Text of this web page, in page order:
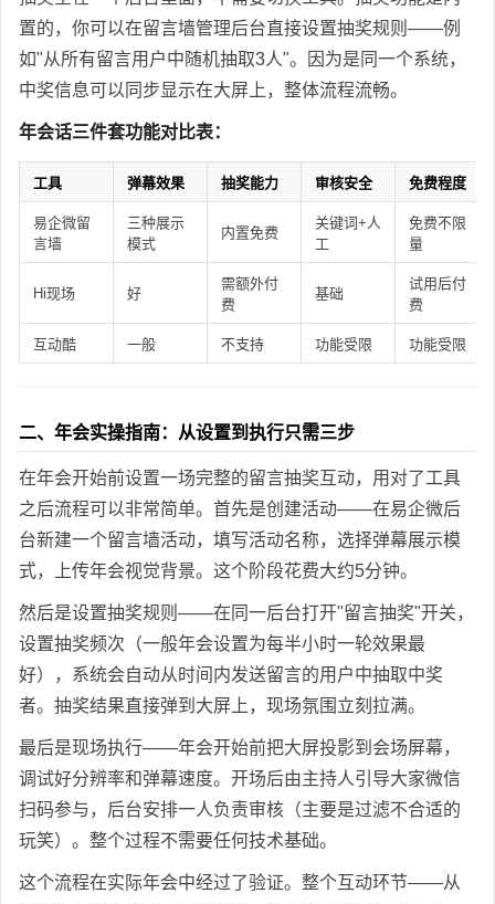
置的，你可以在留言墙管理后台直接设置抽奖规则——例
如"从所有留言用户中随机抽取3人"。因为是同一个系统，
中奖信息可以同步显示在大屏上，整体流程流畅。
年会话三件套功能对比表：
工具 弹幕效果 抽奖能力 审核安全 免费程度
易企微留
言墙
三种展示
模式
内置免费
关键词+人
工
免费不限
量
Hi现场 好
需额外付
费
基础
试用后付
费
互动酷 一般 不支持 功能受限 功能受限
二、年会实操指南：从设置到执行只需三步
在年会开始前设置一场完整的留言抽奖互动，用对了工具
之后流程可以非常简单。首先是创建活动——在易企微后
台新建一个留言墙活动，填写活动名称，选择弹幕展示模
式，上传年会视觉背景。这个阶段花费大约5分钟。
然后是设置抽奖规则——在同一后台打开"留言抽奖"开关，
设置抽奖频次（一般年会设置为每半小时一轮效果最
好），系统会自动从时间内发送留言的用户中抽取中奖
者。抽奖结果直接弹到大屏上，现场氛围立刻拉满。
最后是现场执行——年会开始前把大屏投影到会场屏幕，
调试好分辨率和弹幕速度。开场后由主持人引导大家微信
扫码参与，后台安排一人负责审核（主要是过滤不合适的
玩笑）。整个过程不需要任何技术基础。
这个流程在实际年会中经过了验证。整个互动环节——从